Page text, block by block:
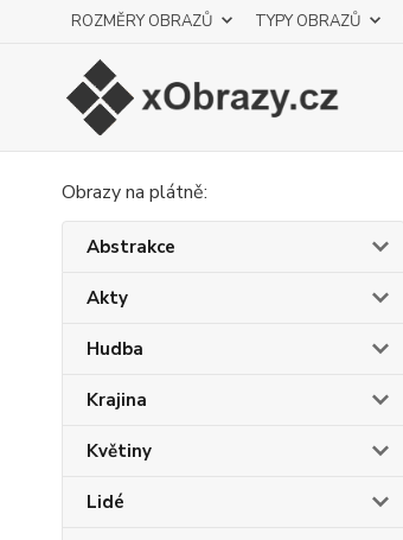
ROZMĚRY OBRAZŮ TYPY OBRAZŮ
Obrazy na plátně:
Abstrakce
Akty
Hudba
Krajina
Květiny
Lidé